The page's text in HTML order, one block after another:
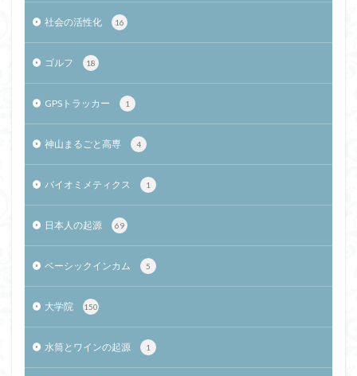
社会の活性化 16
ゴルフ 18
GPSトラッカー 1
神山まるごと高専 4
バイオミメティクス 1
日本人の起源 69
ベーシックインカム 5
大学院 150
水筒とワインの起源 1